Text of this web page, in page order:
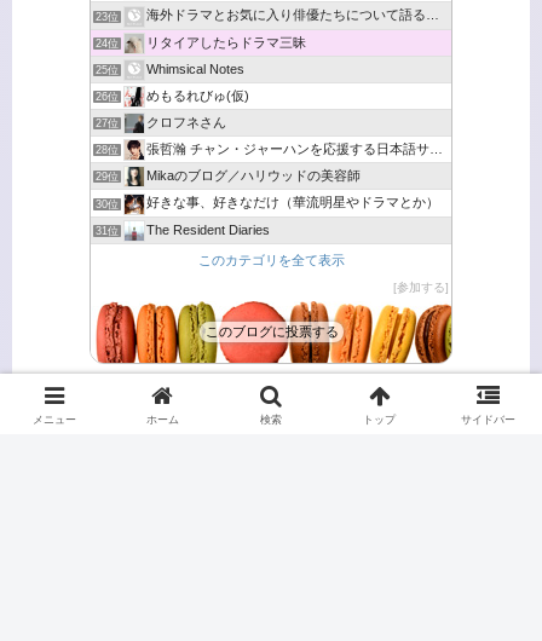
23位 海外ドラマとお気に入り俳優たちについて語るブログ
24位 リタイアしたらドラマ三昧
25位 Whimsical Notes
26位 めもるれびゅ(仮)
27位 クロフネさん
28位 張哲瀚 チャン・ジャーハンを応援する日本語サイト
29位 Mikaのブログ／ハリウッドの美容師
30位 好きな事、好きなだけ（華流明星やドラマとか）
31位 The Resident Diaries
このカテゴリを全て表示
参加する
このブログに投票する
メニュー ホーム 検索 トップ サイドバー